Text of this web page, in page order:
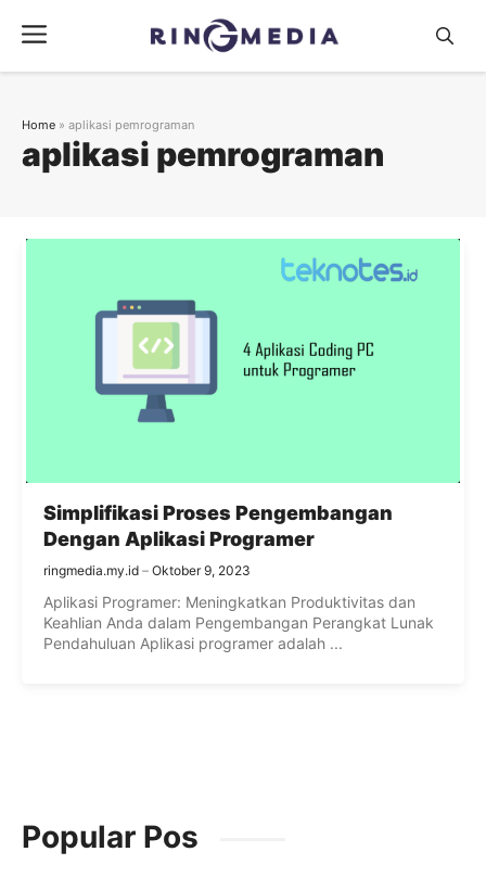
isi
Menu
aplikasi pemrograman
Home » aplikasi pemrograman
Simplifikasi Proses Pengembangan
Dengan Aplikasi Programer
ringmedia.my.id Oktober 9, 2023
Aplikasi Programer: Meningkatkan Produktivitas dan
Keahlian Anda dalam Pengembangan Perangkat Lunak
Pendahuluan Aplikasi programer adalah ...
Popular Pos